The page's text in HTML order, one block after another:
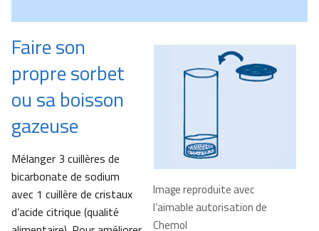
Image reproduite avec
l’aimable autorisation de
Chemol
Faire son
propre sorbet
ou sa boisson
gazeuse
Mélanger 3 cuillères de
bicarbonate de sodium
avec 1 cuillère de cristaux
d’acide citrique (qualité